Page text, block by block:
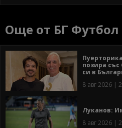
Още от БГ Футбол
позира
си в
8 авг 2026 |
Луканов:
8 авг 2026 |